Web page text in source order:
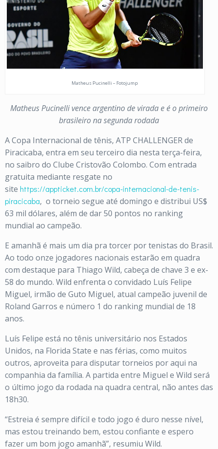
Matheus Pucinelli – Fotojump
Matheus Pucinelli vence argentino de virada e é o primeiro
brasileiro na segunda rodada
A Copa Internacional de tênis, ATP CHALLENGER de
Piracicaba, entra em seu terceiro dia nesta terça-feira,
no saibro do Clube Cristovão Colombo. Com entrada
gratuita mediante resgate no
site https://appticket.com.br/copa-internacional-de-tenis-
piracicaba, o torneio segue até domingo e distribui US$
63 mil dólares, além de dar 50 pontos no ranking
mundial ao campeão.
E amanhã é mais um dia pra torcer por tenistas do Brasil.
Ao todo onze jogadores nacionais estarão em quadra
com destaque para Thiago Wild, cabeça de chave 3 e ex-
58 do mundo. Wild enfrenta o convidado Luís Felipe
Miguel, irmão de Guto Miguel, atual campeão juvenil de
Roland Garros e número 1 do ranking mundial de 18
anos.
Luís Felipe está no tênis universitário nos Estados
Unidos, na Florida State e nas férias, como muitos
outros, aproveita para disputar torneios por aqui na
companhia da família. A partida entre Miguel e Wild será
o último jogo da rodada na quadra central, não antes das
18h30.
“Estreia é sempre difícil e todo jogo é duro nesse nível,
mas estou treinando bem, estou confiante e espero
fazer um bom jogo amanhã”, resumiu Wild.